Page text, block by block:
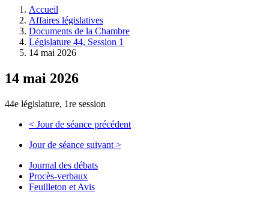
législative.
Accueil
Affaires législatives
Documents de la Chambre
Législature 44, Session 1
14 mai 2026
14 mai 2026
44e législature, 1re session
< Jour de séance précédent
Jour de séance suivant >
Journal des débats
Procès-verbaux
Feuilleton et Avis